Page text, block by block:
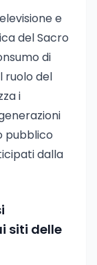
e
del Sacro
di
ruolo del
i
pubblico
dalla
siti delle